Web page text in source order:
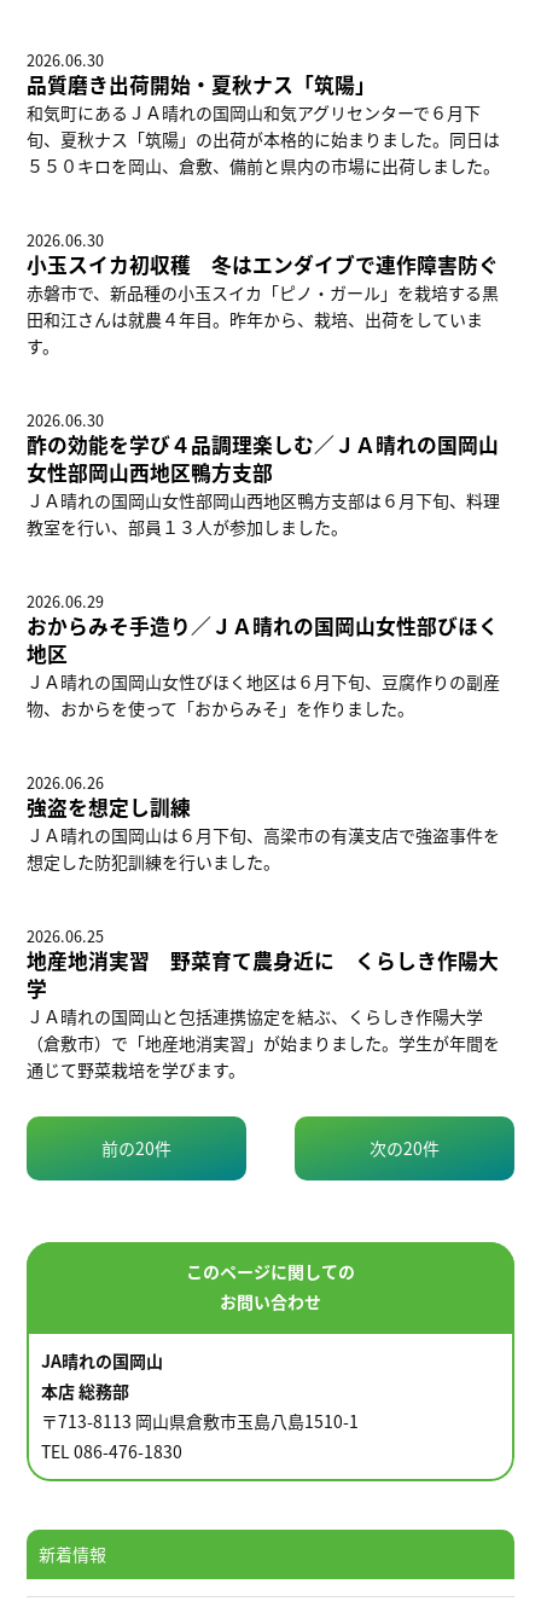
2026.06.30
品質磨き出荷開始・夏秋ナス「筑陽」
和気町にあるＪＡ晴れの国岡山和気アグリセンターで６月下
旬、夏秋ナス「筑陽」の出荷が本格的に始まりました。同日は
５５０キロを岡山、倉敷、備前と県内の市場に出荷しました。
2026.06.30
小玉スイカ初収穫 冬はエンダイブで連作障害防ぐ
赤磐市で、新品種の小玉スイカ「ピノ・ガール」を栽培する黒
田和江さんは就農４年目。昨年から、栽培、出荷をしていま
す。
2026.06.30
酢の効能を学び４品調理楽しむ／ＪＡ晴れの国岡山
女性部岡山西地区鴨方支部
ＪＡ晴れの国岡山女性部岡山西地区鴨方支部は６月下旬、料理
教室を行い、部員１３人が参加しました。
2026.06.29
おからみそ手造り／ＪＡ晴れの国岡山女性部びほく
地区
ＪＡ晴れの国岡山女性びほく地区は６月下旬、豆腐作りの副産
物、おからを使って「おからみそ」を作りました。
2026.06.26
強盗を想定し訓練
ＪＡ晴れの国岡山は６月下旬、高梁市の有漢支店で強盗事件を
想定した防犯訓練を行いました。
2026.06.25
地産地消実習 野菜育て農身近に くらしき作陽大
学
ＪＡ晴れの国岡山と包括連携協定を結ぶ、くらしき作陽大学
（倉敷市）で「地産地消実習」が始まりました。学生が年間を
通じて野菜栽培を学びます。
前の20件 次の20件
このページに関しての
お問い合わせ
JA晴れの国岡山
本店 総務部
〒713-8113 岡山県倉敷市玉島八島1510-1
TEL 086-476-1830
新着情報